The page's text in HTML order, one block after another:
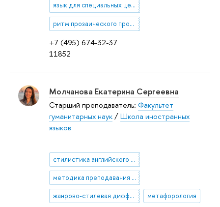
+7 (495) 674-32-37
11852
язык для специальных целей
ритм прозаического произведения
Молчанова Екатерина Сергеевна
Старший преподаватель: Факультет
гуманитарных наук/Школа иностранных
языков
стилистика английского языка
методика преподавания английского языка
жанрово-стилевая дифференциация текстов метафорология